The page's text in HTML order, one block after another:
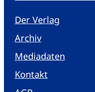
Der Verlag
Archiv
Mediadaten
Kontakt